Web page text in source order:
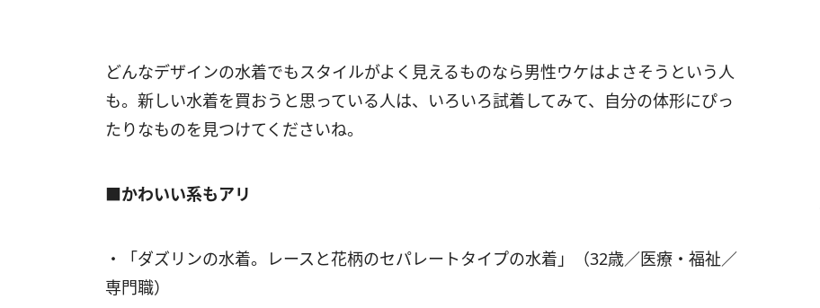
どんなデザインの水着でもスタイルがよく見えるものなら男性ウケはよさそうという人
も。新しい水着を買おうと思っている人は、いろいろ試着してみて、自分の体形にぴっ
たりなものを見つけてくださいね。
■かわいい系もアリ
・「ダズリンの水着。レースと花柄のセパレートタイプの水着」（32歳／医療・福祉／
専門職）